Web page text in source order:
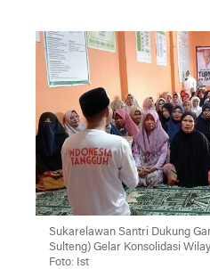
Sukarelawan Santri Dukung
Sulteng) Gelar Konsolidasi
Foto: Ist